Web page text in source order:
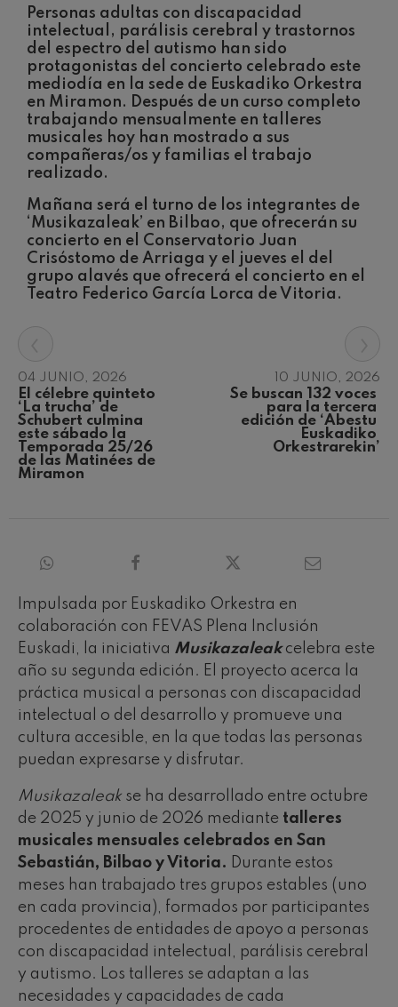
Personas adultas con discapacidad
intelectual, parálisis cerebral y trastornos
del espectro del autismo han sido
protagonistas del concierto celebrado este
mediodía en la sede de Euskadiko Orkestra
en Miramon. Después de un curso completo
trabajando mensualmente en talleres
musicales hoy han mostrado a sus
compañeras/os y familias el trabajo
realizado.
Mañana será el turno de los integrantes de
‘Musikazaleak’ en Bilbao, que ofrecerán su
concierto en el Conservatorio Juan
Crisóstomo de Arriaga y el jueves el del
grupo alavés que ofrecerá el concierto en el
Teatro Federico García Lorca de Vitoria.
04 JUNIO, 2026
El célebre quinteto
‘La trucha’ de
Schubert culmina
este sábado la
Temporada 25/26
de las Matinées de
Miramon
10 JUNIO, 2026
Se buscan 132 voces
para la tercera
edición de ‘Abestu
Euskadiko
Orkestrarekin’
Impulsada por Euskadiko Orkestra en
colaboración con FEVAS Plena Inclusión
Euskadi, la iniciativa Musikazaleakcelebra este
año su segunda edición. El proyecto acerca la
práctica musical a personas con discapacidad
intelectual o del desarrollo y promueve una
cultura accesible, en la que todas las personas
puedan expresarse y disfrutar.
Musikazaleak se ha desarrollado entre octubre
de 2025 y junio de 2026 mediante talleres
musicales mensuales celebrados en San
Sebastián, Bilbao y Vitoria. Durante estos
meses han trabajado tres grupos estables (uno
en cada provincia), formados por participantes
procedentes de entidades de apoyo a personas
con discapacidad intelectual, parálisis cerebral
y autismo. Los talleres se adaptan a las
necesidades y capacidades de cada
Concierto para violín nº5
Wolfgang Amadeus Mozart
Max Bruch: Kol nidrei
Max Bruch
Robert Schumann: Concierto
para violín
Robert Schumann
Gabriel Fauré: Pelléas et
Mélisande
Gabriel Fauré
Franz Schubert
Wolfgang Amadeus Mozart:
Concierto para clarinete
Wolfgang Amadeus Mozart